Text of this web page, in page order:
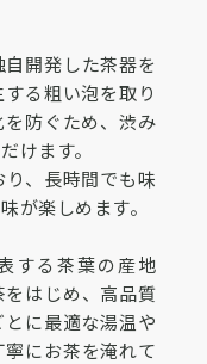
開発した茶器を
る粗い泡を取り
防ぐため、渋み
けます。
、長時間でも味
が楽しめます。
する茶葉の産地
をはじめ、高品質
に最適な湯温や
にお茶を淹れて